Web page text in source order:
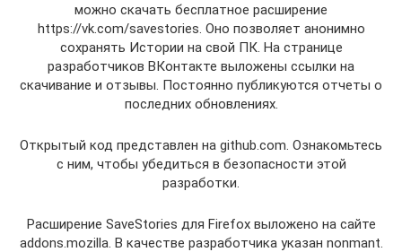
можно скачать бесплатное расширение
https://vk.com/savestories. Оно позволяет анонимно
сохранять Истории на свой ПК. На странице
разработчиков ВКонтакте выложены ссылки на
скачивание и отзывы. Постоянно публикуются отчеты о
последних обновлениях.
Открытый код представлен на github.com. Ознакомьтесь
с ним, чтобы убедиться в безопасности этой
разработки.
Расширение SaveStories для Firefox выложено на сайте
addons.mozilla. В качестве разработчика указан nonmant.